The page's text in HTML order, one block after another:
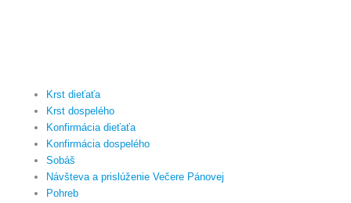
Krst dieťaťa
Krst dospelého
Konfirmácia dieťaťa
Konfirmácia dospelého
Sobáš
Návšteva a prislúženie Večere Pánovej
Pohreb